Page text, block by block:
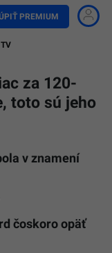
PREMIUM
za 120-
toto sú jeho
v znamení
čoskoro opäť